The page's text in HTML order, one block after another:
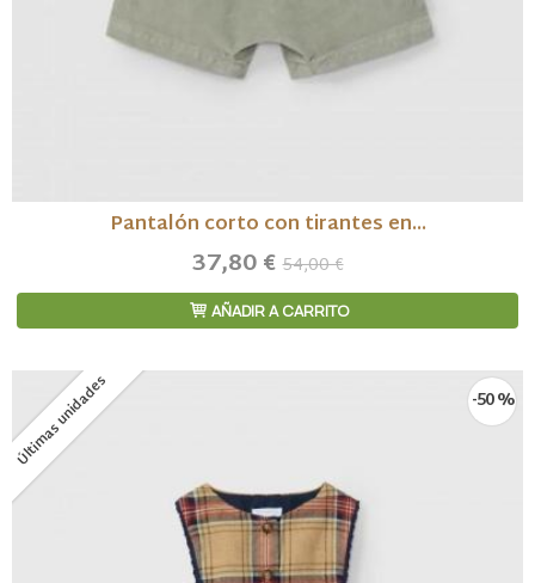
Pantalón corto con tirantes en...
37,80 €54,00 €
AÑADIR A CARRITO
Últimas unidades -50 %